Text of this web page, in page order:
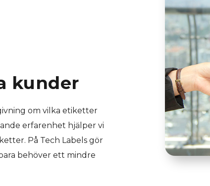
kunder
om vilka etiketter
erfarenhet hjälper vi
På Tech Labels gör
behöver ett mindre